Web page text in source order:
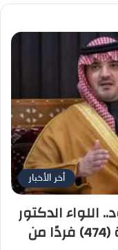
أخر الأخبار
اللواء الدكتور
حمود الفرج يصدر قرارات بترقية (474) فردًا من